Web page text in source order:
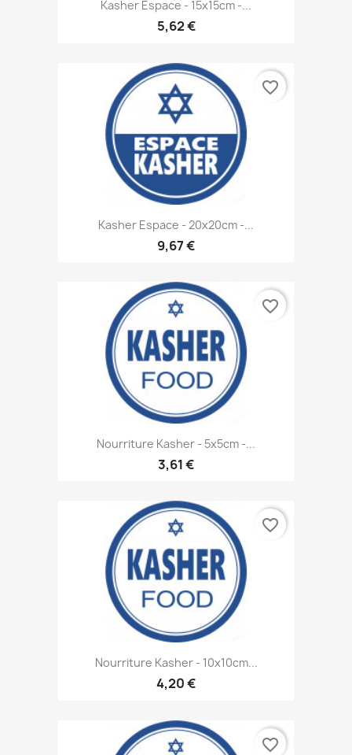
Kasher Espace - 15x15cm -...
5,62 €
Kasher Espace - 20x20cm -...
9,67 €
favorite_border
Nourriture Kasher - 5x5cm -...
3,61 €
favorite_border
Nourriture Kasher - 10x10cm...
4,20 €
favorite_border
favorite_border